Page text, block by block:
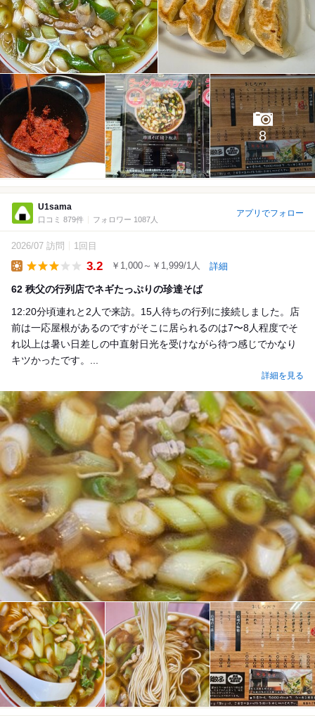
8
U1sama
口コミ 879件 フォロワー 1087人
アプリでフォロー
2026/07 訪問 1回目
3.2 ￥1,000～￥1,999/1人 詳細
62 秩父の行列店でネギたっぷりの珍達そば
12:20分頃連れと2人で来訪。15人待ちの行列に接続しました。店
前は一応屋根があるのですがそこに居られるのは7〜8人程度でそ
れ以上は暑い日差しの中直射日光を受けながら待つ感じでかなり
キツかったです。...
詳細を見る